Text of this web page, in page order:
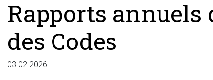
Rapports annuels
des Codes
03.02.2026